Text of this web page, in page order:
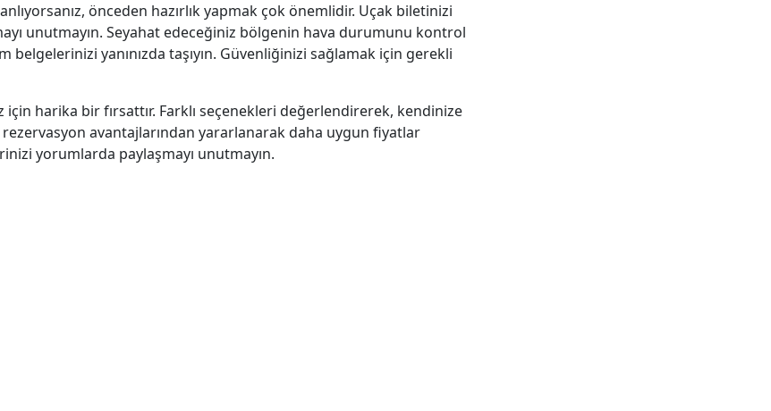
önceden hazırlık yapmak çok önemlidir. Uçak biletinizi
unutmayın. Seyahat edeceğiniz bölgenin hava durumunu kontrol
yanınızda taşıyın. Güvenliğinizi sağlamak için gerekli
harika bir fırsattır. Farklı seçenekleri değerlendirerek, kendinize
avantajlarından yararlanarak daha uygun fiyatlar
yorumlarda paylaşmayı unutmayın.